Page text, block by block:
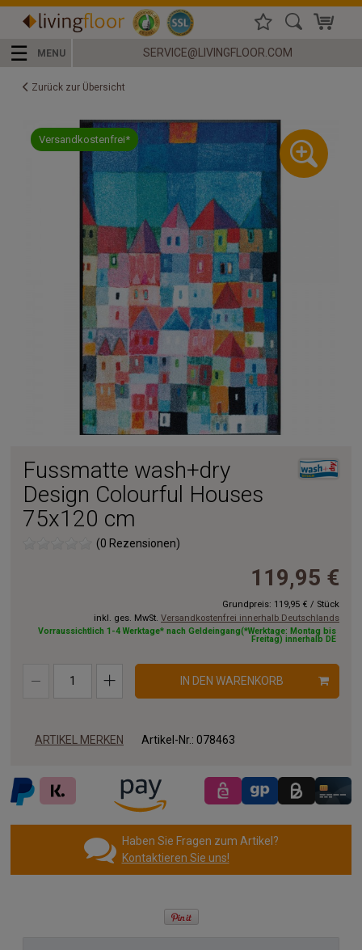
☰ MENU SERVICE@LIVINGFLOOR.COM
Zurück zur Übersicht
Versandkostenfrei*
Fussmatte wash+dry
Design Colourful Houses
75x120 cm
(0 Rezensionen)
119,95 €
Grundpreis: 119,95 € / Stück
inkl. ges. MwSt. Versandkostenfrei innerhalb Deutschlands
Vorraussichtlich 1-4 Werktage* nach Geldeingang(*Werktage: Montag bis
Freitag) innerhalb DE
IN DEN WARENKORB
ARTIKEL MERKEN Artikel-Nr.: 078463
Haben Sie Fragen zum Artikel?
Kontaktieren Sie uns!